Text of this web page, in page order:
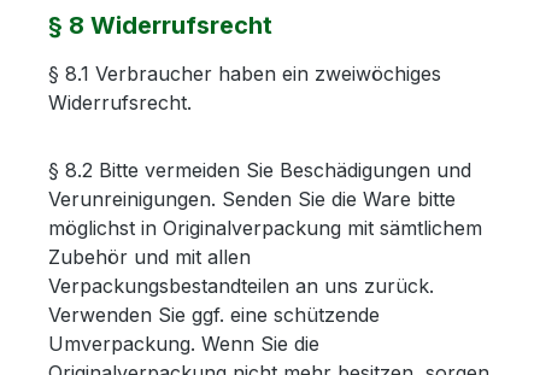
§ 8 Widerrufsrecht
§ 8.1 Verbraucher haben ein zweiwöchiges
Widerrufsrecht.
§ 8.2 Bitte vermeiden Sie Beschädigungen und
Verunreinigungen. Senden Sie die Ware bitte
möglichst in Originalverpackung mit sämtlichem
Zubehör und mit allen
Verpackungsbestandteilen an uns zurück.
Verwenden Sie ggf. eine schützende
Umverpackung. Wenn Sie die